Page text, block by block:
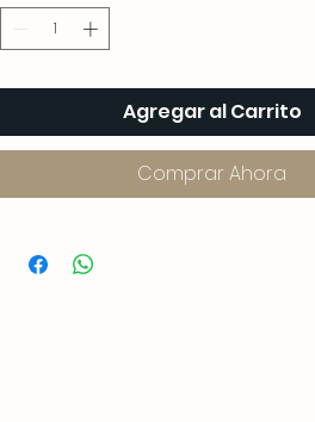
Agregar al Carrito
Comprar Ahora